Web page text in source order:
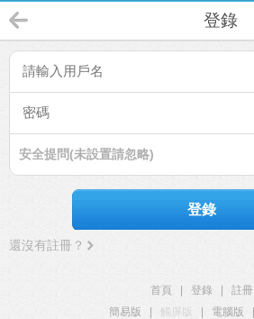
登錄
安全提問(未設置請忽略)
登錄
還沒有註冊？
首頁 登錄
註冊
簡易版
觸屏版 電腦版